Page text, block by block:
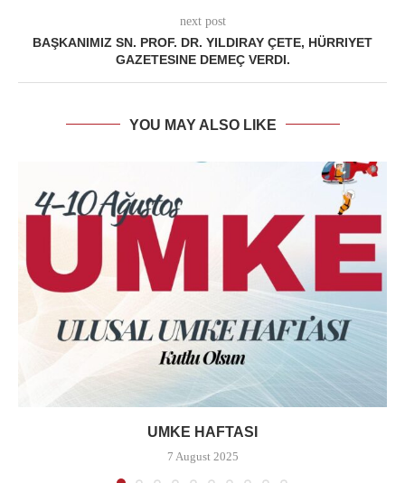
next post
BAŞKANIMIZ SN. PROF. DR. YILDIRAY ÇETE, HÜRRIYET
GAZETESINE DEMEÇ VERDI.
YOU MAY ALSO LIKE
UMKE HAFTASI
7 August 2025